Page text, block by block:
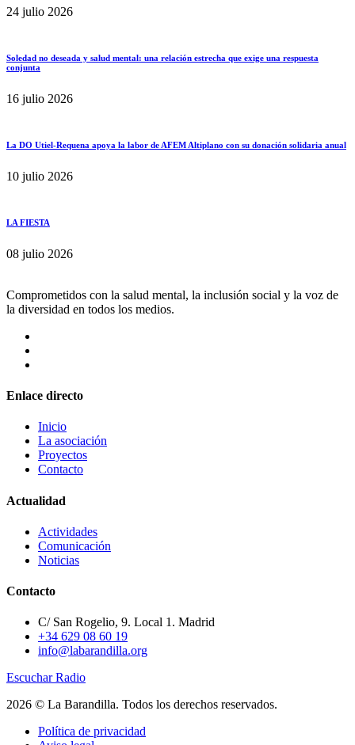
24 julio 2026
Soledad no deseada y salud mental: una relación estrecha que exige una respuesta
conjunta
16 julio 2026
La DO Utiel-Requena apoya la labor de AFEM Altiplano con su donación solidaria anual
10 julio 2026
LA FIESTA
08 julio 2026
Comprometidos con la salud mental, la inclusión social y la voz de
la diversidad en todos los medios.
Enlace directo
Inicio
La asociación
Proyectos
Contacto
Actualidad
Actividades
Comunicación
Noticias
Contacto
C/ San Rogelio, 9. Local 1. Madrid
+34 629 08 60 19
info@labarandilla.org
Escuchar Radio
2026 © La Barandilla. Todos los derechos reservados.
Política de privacidad